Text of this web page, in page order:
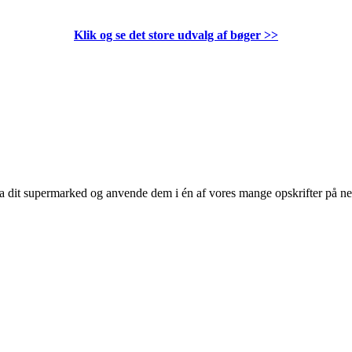
Klik og se det store udvalg af bøger >>
supermarked og anvende dem i én af vores mange opskrifter på